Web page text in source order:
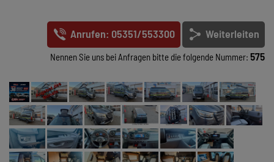
KONTAKT
Anrufen: 05351/553300 Weiterleiten
Nennen Sie uns bei Anfragen bitte die folgende Nummer: 575